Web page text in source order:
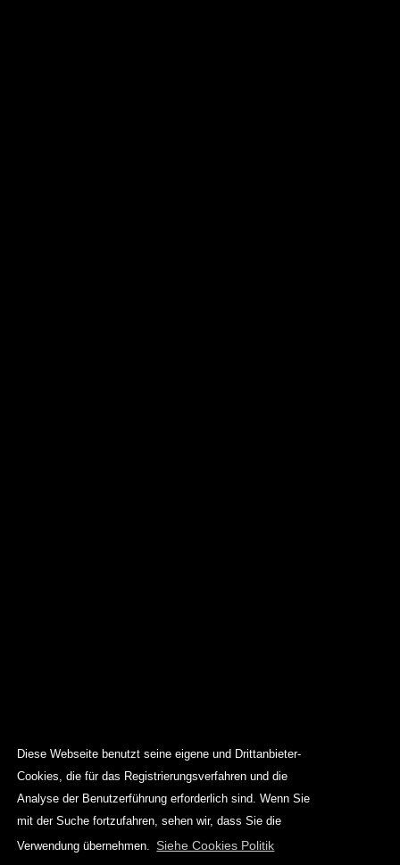
Diese Webseite benutzt seine eigene und Drittanbieter-
Cookies, die für das Registrierungsverfahren und die
Analyse der Benutzerführung erforderlich sind. Wenn Sie
mit der Suche fortzufahren, sehen wir, dass Sie die
Verwendung übernehmen. Siehe Cookies Politik